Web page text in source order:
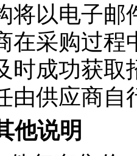
将以电子
在采购过程
时成功获取
由供应商自
他说明